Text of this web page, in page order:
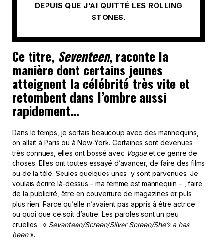
DEPUIS QUE J’AI QUITTÉ LES ROLLING
STONES.
Ce titre, Seventeen, raconte la
manière dont certains jeunes
atteignent la célébrité très vite et
retombent dans l’ombre aussi
rapidement…
Dans le temps, je sortais beaucoup avec des mannequins,
on allait à Paris ou à New-York. Certaines sont devenues
très connues, elles ont bossé avec Vogueet ce genre de
choses. Elles ont toutes essayé d’avancer, de faire des films
ou de la télé. Seules quelques unes y sont parvenues. Je
voulais écrire là-dessus – ma femme est mannequin – , faire
de la publicité, être en couverture de magazines et puis
plus rien. Parce qu’elle n’avaient pas appris à être actrice
ou quoi que ce soit d’autre. Les paroles sont un peu
cruelles : « Seventeen/Screen/Silver Screen/She’s a has
been».